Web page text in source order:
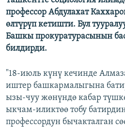
профессор Абдулахат
өлтүрүп кетишти. Бул
Башкы прокуратурасынын
билдирди.
"18-июль күнү кечинде
иштер башкармалыгына
ызы-чуу жөнүндө кабар
ыкчам-иликтөө тобу
профессордун бычакталган